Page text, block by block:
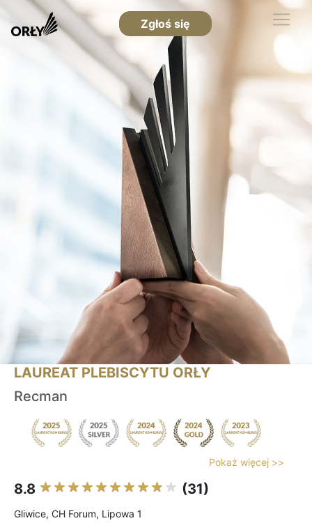
Zgłoś się
LAUREAT PLEBISCYTU ORŁY
Recman
Pokaż więcej >>
8.8 (31)
Gliwice, CH Forum, Lipowa 1